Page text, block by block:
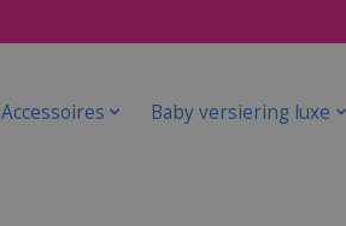
Accessoires Baby versiering luxe